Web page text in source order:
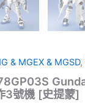
& MGEX & MGSD,
3號機 [史提蒙]